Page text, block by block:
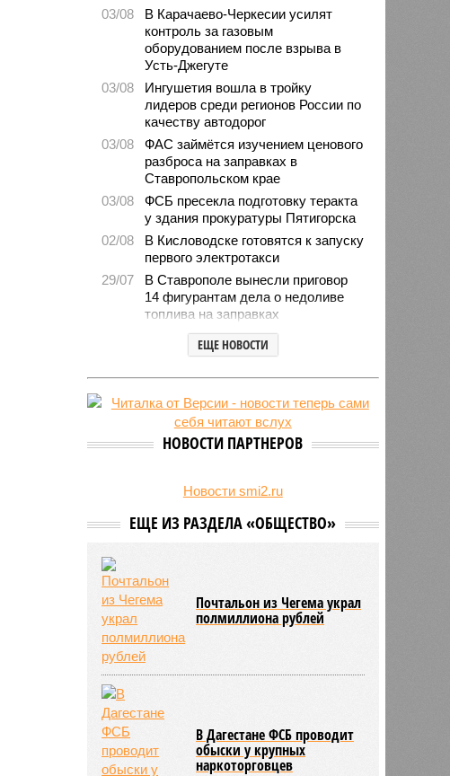
03/08
В Карачаево-Черкесии усилят
контроль за газовым
оборудованием после взрыва в
Усть-Джегуте
03/08
Ингушетия вошла в тройку
лидеров среди регионов России по
качеству автодорог
03/08
ФАС займётся изучением ценового
разброса на заправках в
Ставропольском крае
03/08
ФСБ пресекла подготовку теракта
у здания прокуратуры Пятигорска
02/08
В Кисловодске готовятся к запуску
первого электротакси
29/07
В Ставрополе вынесли приговор
14 фигурантам дела о недоливе
топлива на заправках
Продажи подержанных авто в
СКФО сократились в 2026 году
28/07
Авиалесоохрана предупредила о
на Северном Кавказе в августе
Кисловодский пляж стал первым
на Ставрополье обладателем
Республики СКФО замкнули
обороту розничной торговли
ЕЩЕ НОВОСТИ
НОВОСТИ ПАРТНЕРОВ
Новости smi2.ru
ЕЩЕ ИЗ РАЗДЕЛА «ОБЩЕСТВО»
Почтальон из Чегема украл
полмиллиона рублей
В Дагестане ФСБ проводит
обыски у крупных
наркоторговцев